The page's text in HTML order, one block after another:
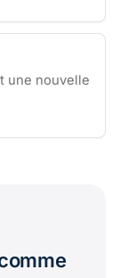
une nouvelle